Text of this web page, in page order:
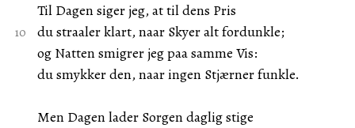
Til Dagen siger jeg, at til dens Pris
du straaler klart, naar Skyer alt fordunkle;
og Natten smigrer jeg paa samme Vis:
du smykker den, naar ingen Stjærner funkle.
Men Dagen lader Sorgen daglig stige